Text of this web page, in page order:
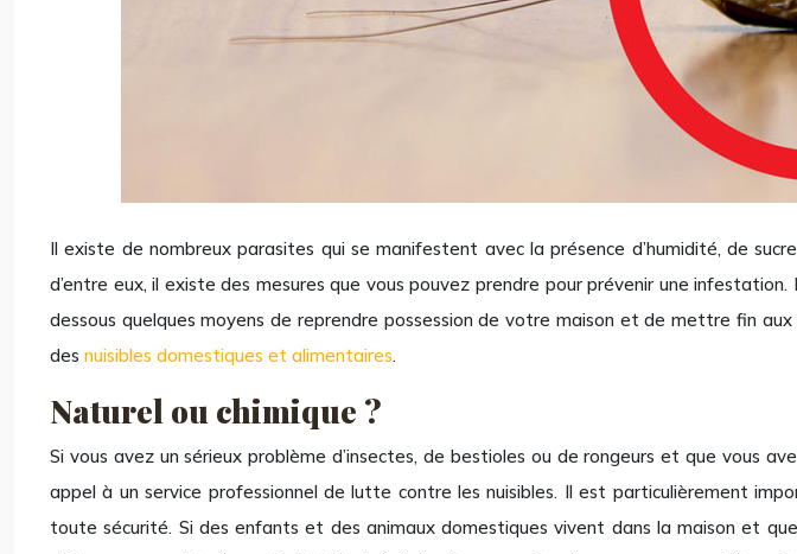
Il existe de nombreux parasites qui se manifestent avec la présence d’humidité, de
d’entre eux, il existe des mesures que vous pouvez prendre pour prévenir une
dessous quelques moyens de reprendre possession de votre maison et de mettre fin
des nuisibles domestiques et alimentaires.
Naturel ou chimique ?
Si vous avez un sérieux problème d’insectes, de bestioles ou de rongeurs et que vous
appel à un service professionnel de lutte contre les nuisibles. Il est particulièrement
toute sécurité. Si des enfants et des animaux domestiques vivent dans la maison et